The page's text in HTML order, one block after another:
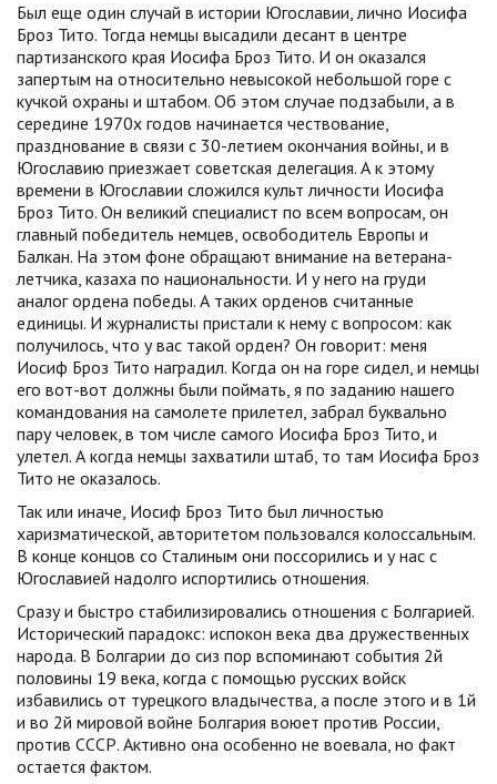
Был еще один случай в истории Югославии, лично Иосифа
Броз Тито. Тогда немцы высадили десант в центре
партизанского края Иосифа Броз Тито. И он оказался
запертым на относительно невысокой небольшой горе с
кучкой охраны и штабом. Об этом случае подзабыли, а в
середине 1970х годов начинается чествование,
празднование в связи с 30-летием окончания войны, и в
Югославию приезжает советская делегация. А к этому
времени в Югославии сложился культ личности Иосифа
Броз Тито. Он великий специалист по всем вопросам, он
главный победитель немцев, освободитель Европы и
Балкан. На этом фоне обращают внимание на ветерана-
летчика, казаха по национальности. И у него на груди
аналог ордена победы. А таких орденов считанные
единицы. И журналисты пристали к нему с вопросом: как
получилось, что у вас такой орден? Он говорит: меня
Иосиф Броз Тито наградил. Когда он на горе сидел, и немцы
его вот-вот должны были поймать, я по заданию нашего
командования на самолете прилетел, забрал буквально
пару человек, в том числе самого Иосифа Броз Тито, и
улетел. А когда немцы захватили штаб, то там Иосифа Броз
Тито не оказалось.
Так или иначе, Иосиф Броз Тито был личностью
харизматической, авторитетом пользовался колоссальным.
В конце концов со Сталиным они поссорились и у нас с
Югославией надолго испортились отношения.
Сразу и быстро стабилизировались отношения с Болгарией.
Исторический парадокс: испокон века два дружественных
народа. В Болгарии до сиз пор вспоминают события 2й
половины 19 века, когда с помощью русских войск
избавились от турецкого владычества, а после этого и в 1й
и во 2й мировой войне Болгария воюет против России,
против СССР. Активно она особенно не воевала, но факт
остается фактом.